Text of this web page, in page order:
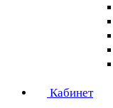
Кабинет